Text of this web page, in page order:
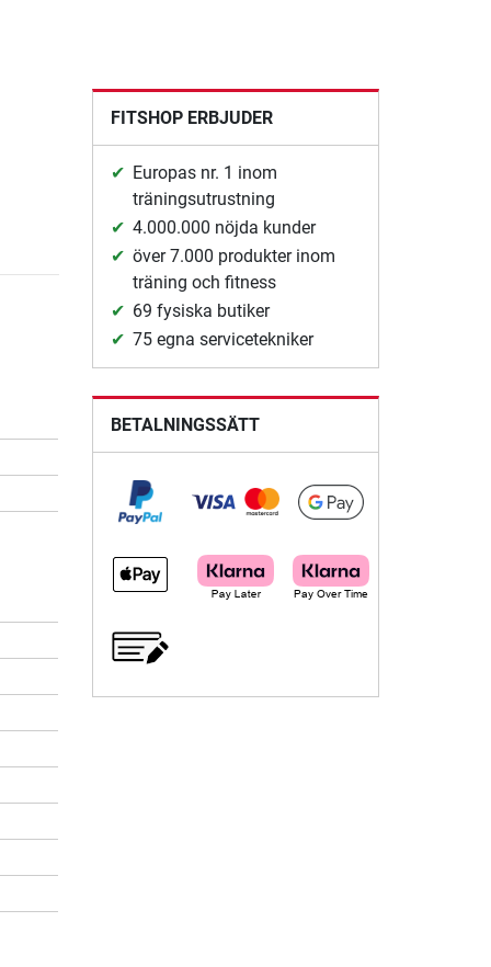
FITSHOP ERBJUDER
Europas nr. 1 inom
träningsutrustning
4.000.000 nöjda kunder
över 7.000 produkter inom
träning och fitness
69 fysiska butiker
75 egna servicetekniker
BETALNINGSSÄTT